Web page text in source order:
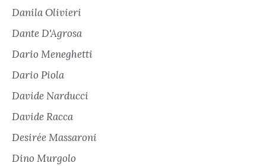
Danila Olivieri
Dante D'Agrosa
Dario Meneghetti
Dario Piola
Davide Narducci
Davide Racca
Desirée Massaroni
Dino Murgolo